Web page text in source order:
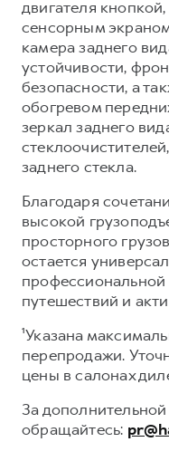
двигателя
сенсорным
камера заднего
устойчивости,
безопасности, а
обогревом
зеркал заднего
заднего стекла.
Благодаря
высокой
просторного
остается
профессиональной
путешествий и
¹Указана
перепродажи.
цены в салонах
За
обращайтесь: